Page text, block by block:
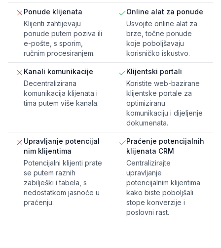
Ponude klijenata
Klijenti zahtijevaju
ponude putem poziva ili
e-pošte, s sporim,
ručnim procesiranjem.
Online alat za ponude
Usvojite online alat za
brze, točne ponude
koje poboljšavaju
korisničko iskustvo.
Kanali komunikacije
Decentralizirana
komunikacija klijenata i
tima putem više kanala.
Klijentski portali
Koristite web-bazirane
klijentske portale za
optimiziranu
komunikaciju i dijeljenje
dokumenata.
Upravljanje potencijal
nim klijentima
Potencijalni klijenti prate
se putem raznih
zabilješki i tabela, s
nedostatkom jasnoće u
praćenju.
Praćenje potencijalnih
klijenata CRM
Centralizirajte
upravljanje
potencijalnim klijentima
kako biste poboljšali
stope konverzije i
poslovni rast.